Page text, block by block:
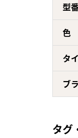
型
色
タ
ブ
タグ